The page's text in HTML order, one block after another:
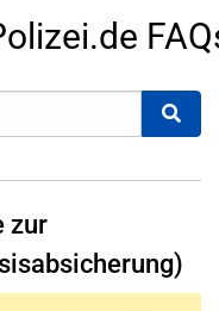
zur